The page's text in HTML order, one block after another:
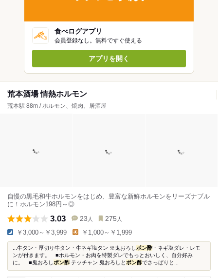
食べログアプリ
会員登録なし。無料ですぐ使える
アプリを開く
荒本酒場 情熱ホルモン
荒本駅 88m / ホルモン、焼肉、居酒屋
自慢の黒毛和牛ホルモンをはじめ、豊富な新鮮ホルモンをリーズナブル
に！ホルモン198円～◎
3.03 23 人 275 人
￥3,000～￥3,999 ￥1,000～￥1,999
...牛タン・厚切り牛タン・牛ネギ塩タン ※鬼おろし ポン酢 ・ネギ塩ダレ・レモ
ンが付きます。 ■ホルモン・お肉を特製ダレでもっとおいしく、自分好み
に。 ■鬼おろし ポン酢 テッチャン 鬼おろしと ポン酢でさっぱりと...